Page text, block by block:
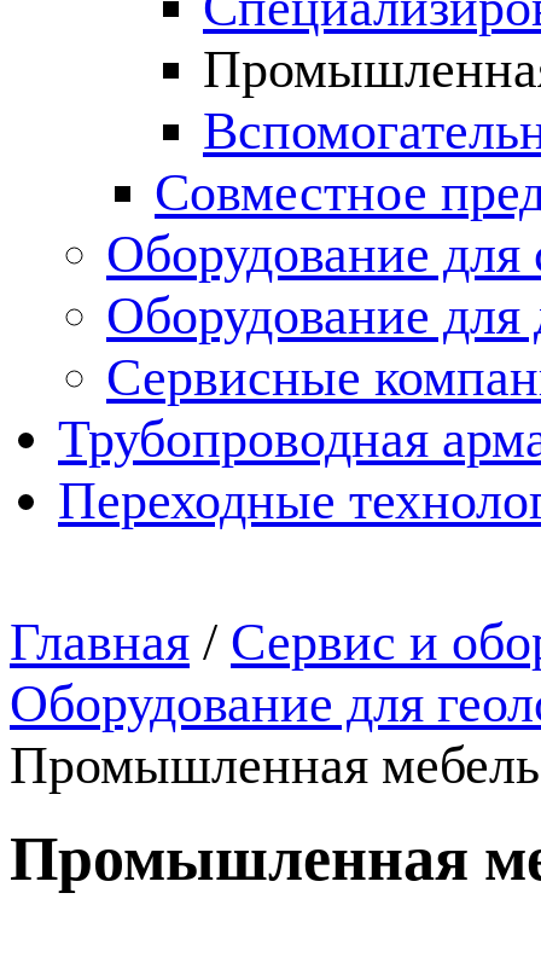
Совместное
Оборудование для
Оборудование
Сервисные
Трубопроводная
Переходные
Главная / Сервис и
Оборудование для
Промышленная мебель
Промышленная